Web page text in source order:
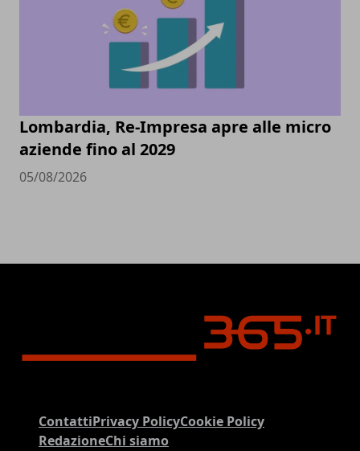
Lombardia, Re-Impresa apre alle micro
aziende fino al 2029
05/08/2026
ContattiPrivacy PolicyCookie Policy
RedazioneChi siamo